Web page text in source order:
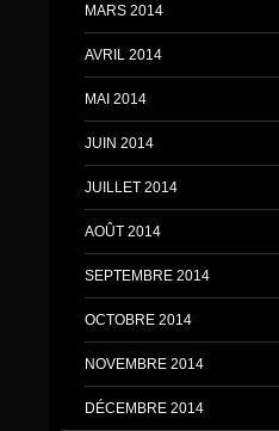
MARS 2014
AVRIL 2014
MAI 2014
JUIN 2014
JUILLET 2014
AOÛT 2014
SEPTEMBRE 2014
OCTOBRE 2014
NOVEMBRE 2014
DÉCEMBRE 2014